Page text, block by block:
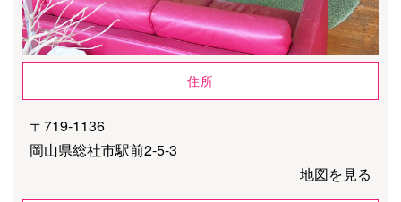
住所
〒719-1136
岡山県総社市駅前2-5-3
地図を見る